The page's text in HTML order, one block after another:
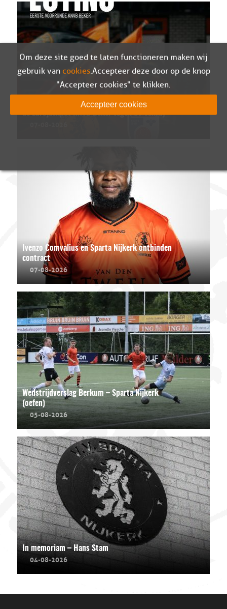
Sparta Nijkerk in eerste kwalificatieronde van
de Eurojackpot KNVB Beker tegen SV Venray
Ivenzo Comvalius en Sparta Nijkerk ontbinden
contract
07-08-2026
Wedstrijdverslag Berkum – Sparta Nijkerk
(oefen)
05-08-2026
In memoriam – Hans Stam
04-08-2026
Om deze site goed te laten functioneren maken wij
gebruik van cookies. Accepteer deze door op de knop
"Accepteer cookies" te klikken.
Accepteer cookies